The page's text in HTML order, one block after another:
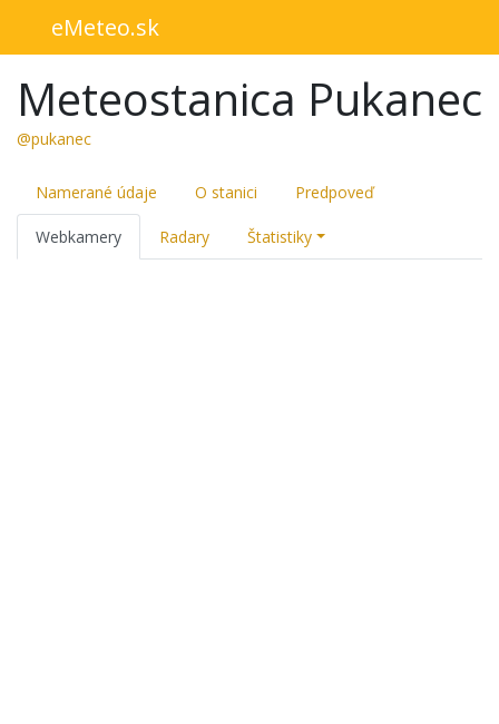
eMeteo.sk
Meteostanica Pukanec
@pukanec
Namerané údaje O stanici Predpoveď
Webkamery Radary Štatistiky